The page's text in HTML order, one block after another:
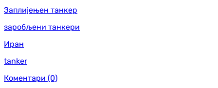
Заплијењен танкер
заробљени танкери
Иран
tanker
Коментари (0)